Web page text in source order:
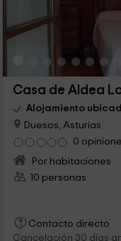
Casa de Aldea
Alojamiento
Duesos, Asturias
0
Por habitaciones
10 personas
Contacto directo
Cancelación 30 días